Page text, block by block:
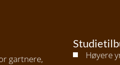
gartnere,
Høyere